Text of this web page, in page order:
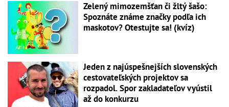
Zelený mimozemšťan či žltý šašo:
Spoznáte známe značky podľa ich
maskotov? Otestujte sa! (kvíz)
Jeden z najúspešnejších slovenských
cestovateľských projektov sa
rozpadol. Spor zakladateľov vyústil
až do konkurzu